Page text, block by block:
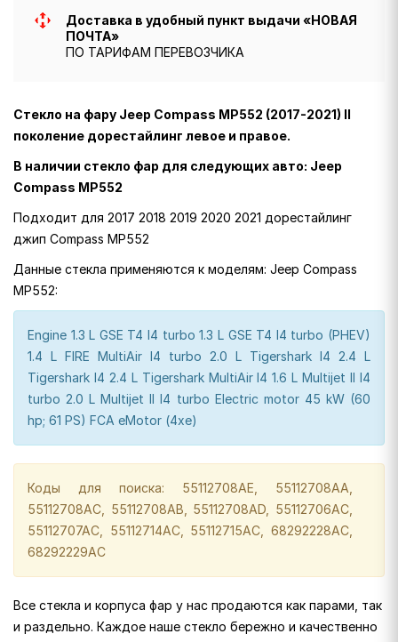
Доставка в удобный пункт выдачи «НОВАЯ
ПОЧТА»
ПО ТАРИФАМ ПЕРЕВОЗЧИКА
Стекло на фару Jeep Compass MP552 (2017-2021) II
поколение дорестайлинг левое и правое.
В наличии стекло фар для следующих авто: Jeep
Compass MP552
Подходит для 2017 2018 2019 2020 2021 дорестайлинг
джип Compass MP552
Данные стекла применяются к моделям: Jeep Compass
MP552:
Engine 1.3 L GSE T4 I4 turbo 1.3 L GSE T4 I4 turbo (PHEV)
1.4 L FIRE MultiAir I4 turbo 2.0 L Tigershark I4 2.4 L
Tigershark I4 2.4 L Tigershark MultiAir I4 1.6 L Multijet II I4
turbo 2.0 L Multijet II I4 turbo Electric motor 45 kW (60
hp; 61 PS) FCA eMotor (4xe)
Коды для поиска: 55112708AE, 55112708AA,
55112708AC, 55112708AB, 55112708AD, 55112706AC,
55112707AC, 55112714AC, 55112715AC, 68292228AC,
68292229AC
Все стекла и корпуса фар у нас продаются как парами, так
и раздельно. Каждое наше стекло бережно и качественно